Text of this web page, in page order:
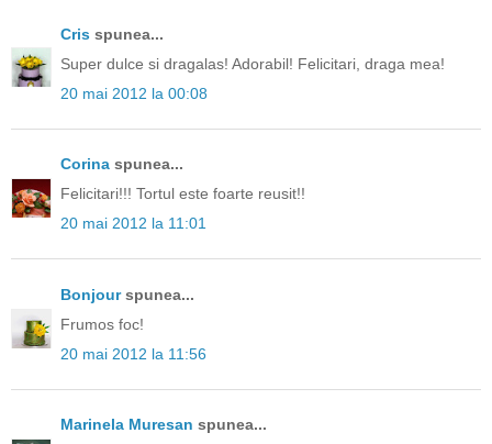
Cris spunea...
Super dulce si dragalas! Adorabil! Felicitari, draga mea!
20 mai 2012 la 00:08
Corina spunea...
Felicitari!!! Tortul este foarte reusit!!
20 mai 2012 la 11:01
Bonjourspunea...
Frumos foc!
20 mai 2012 la 11:56
Marinela Muresan spunea...